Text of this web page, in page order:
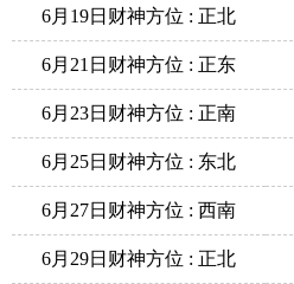
6月19日财神方位 : 正北
6月21日财神方位 : 正东
6月23日财神方位 : 正南
6月25日财神方位 : 东北
6月27日财神方位 : 西南
6月29日财神方位 : 正北